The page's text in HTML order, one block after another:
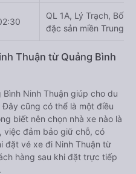
QL 1A, Lý Trạch, Bố
đặc sản miền Trung
Thuận từ Quảng Bình
Ninh Thuận giúp cho du
cũng có thể là một điều
biết nên chọn nhà xe nào là
việc đảm bảo giữ chỗ, có
đặt vé xe đi Ninh Thuận từ
hàng sau khi đặt trực tiếp